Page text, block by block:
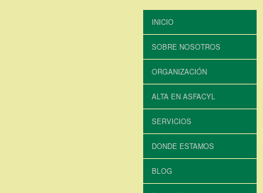
INICIO
SOBRE NOSOTROS
ORGANIZACIÓN
ALTA EN ASFACYL
SERVICIOS
DONDE ESTAMOS
BLOG